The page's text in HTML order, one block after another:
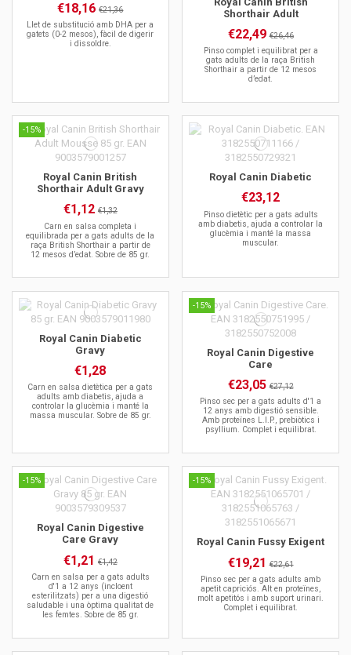
€18,16€21,36
Llet de substitució amb DHA per a
gatets (0-2 mesos), fàcil de digerir
i dissoldre.
Shorthair Adult
€22,49€26,46
Pinso complet i equilibrat per a
gats adults de la raça British
Shorthair a partir de 12 mesos
d’edat.
-15%
Royal Canin British
Shorthair Adult Gravy
€1,12 €1,32
Carn en salsa completa i
equilibrada per a gats adults de la
raça British Shorthair a partir de
12 mesos d’edat. Sobre de 85 gr.
Royal Canin Diabetic
€23,12
Pinso dietètic per a gats adults
amb diabetis, ajuda a controlar la
glucèmia i manté la massa
muscular.
Royal Canin Diabetic
Gravy
€1,28
Carn en salsa dietètica per a gats
adults amb diabetis, ajuda a
controlar la glucèmia i manté la
massa muscular. Sobre de 85 gr.
-15%
Royal Canin Digestive
Care
€23,05€27,12
Pinso sec per a gats adults d'1 a
12 anys amb digestió sensible.
Amb proteïnes L.I.P., prebiòtics i
psyllium. Complet i equilibrat.
-15%
Royal Canin Digestive
Care Gravy
€1,21 €1,42
Carn en salsa per a gats adults
d'1 a 12 anys (incloent
esterilitzats) per a una digestió
saludable i una òptima qualitat de
les femtes. Sobre de 85 gr.
-15%
Royal Canin Fussy Exigent
€19,21€22,61
Pinso sec per a gats adults amb
apetit capriciós. Alt en proteïnes,
molt apetitós i amb suport urinari.
Complet i equilibrat.